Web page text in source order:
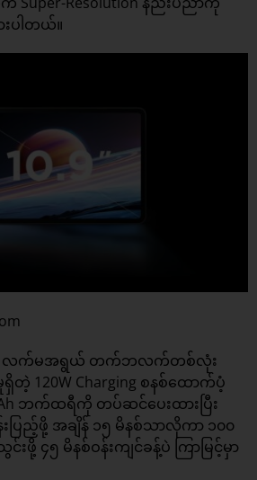
ပါတယ်။
လက်မအရွယ် တက်ဘလက်တစ်လုံး
Charging စနစ်ထောက်ပံ့
ဘက်ထရီကို တပ်ဆင်ပေးထားပြီး
ြည့်ဖို့ အချိန် ၁၅ မိနစ်သာလိုကာ ၁၀၀
းဖို့ ၄၅ မိနစ်ဝန်းကျင်ခန့်ပဲ ကြာမြင့်မှာ